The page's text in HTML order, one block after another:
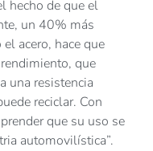
hecho de que el
un 40% más
acero, hace que
que
una resistencia
reciclar. Con
que su uso se
automovilística”.